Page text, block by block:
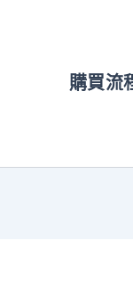
購買流